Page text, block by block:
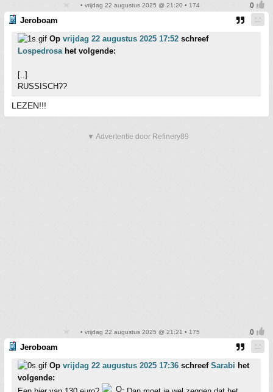
• vrijdag 22 augustus 2025 @ 21:20 • 174
Jeroboam
Op vrijdag 22 augustus 2025 17:52 schreef
Lospedrosahet volgende:
[..]
RUSSISCH??
LEZEN!!!
▼ Advertentie door Refinery89
• vrijdag 22 augustus 2025 @ 21:21 • 175
Jeroboam
Op vrijdag 22 augustus 2025 17:36 schreef Sarabi het
volgende: